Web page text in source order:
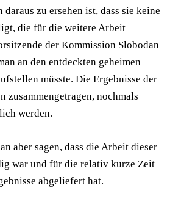
zu ersehen ist, dass sie keine
die für die weitere Arbeit
der Kommission Slobodan
an den entdeckten geheimen
müsste. Die Ergebnisse der
zusammengetragen, nochmals
werden.
aber sagen, dass die Arbeit dieser
war und für die relativ kurze Zeit
abgeliefert hat.